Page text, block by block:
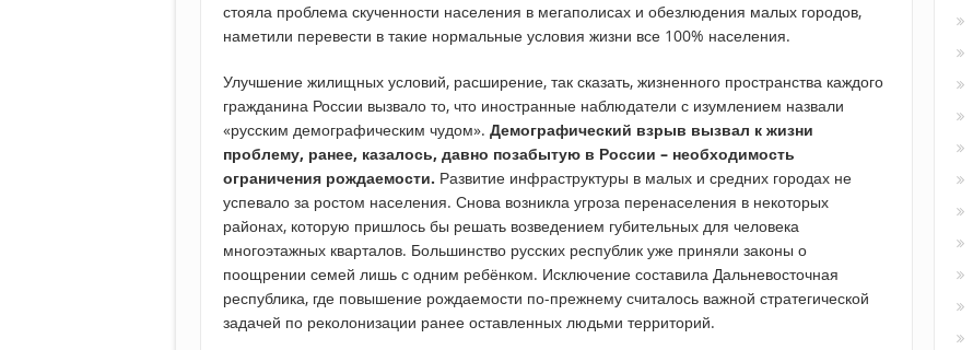
стояла проблема скученности населения в мегаполисах и обезлюдения малых городов,
наметили перевести в такие нормальные условия жизни все 100% населения.
Улучшение жилищных условий, расширение, так сказать, жизненного пространства каждого
гражданина России вызвало то, что иностранные наблюдатели с изумлением назвали
«русским демографическим чудом». Демографический взрыв вызвал к жизни
проблему, ранее, казалось, давно позабытую в России – необходимость
ограничения рождаемости. Развитие инфраструктуры в малых и средних городах не
успевало за ростом населения. Снова возникла угроза перенаселения в некоторых
районах, которую пришлось бы решать возведением губительных для человека
многоэтажных кварталов. Большинство русских республик уже приняли законы о
поощрении семей лишь с одним ребёнком. Исключение составила Дальневосточная
республика, где повышение рождаемости по-прежнему считалось важной стратегической
задачей по реколонизации ранее оставленных людьми территорий.